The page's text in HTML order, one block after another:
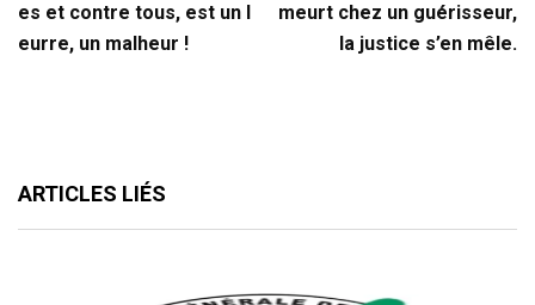
es et contre tous, est un l
eurre, un malheur !
meurt chez un guérisseur,
la justice s’en mêle.
ARTICLES LIÉS